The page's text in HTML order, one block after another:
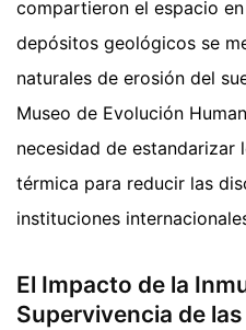
compartieron el espacio
depósitos geológicos se
naturales de erosión del
Museo de Evolución
necesidad de
térmica para reducir las
instituciones
El Impacto de la
Supervivencia de